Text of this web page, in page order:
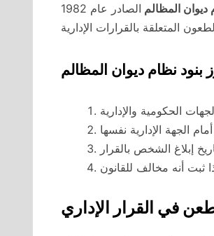
ديوان المظالم
الصادر عام 1982
في القرار الإداري